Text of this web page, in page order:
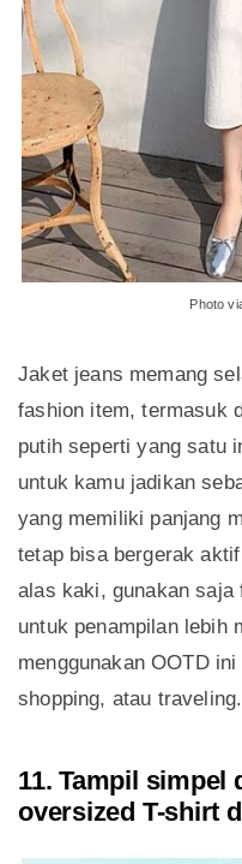
Photo
Jaket jeans memang
fashion item, termasuk
putih seperti yang satu
untuk kamu jadikan
yang memiliki panjang
tetap bisa bergerak
alas kaki, gunakan
untuk penampilan lebih
menggunakan OOTD
shopping, atau
11. Tampil simpel
oversized T-shirt